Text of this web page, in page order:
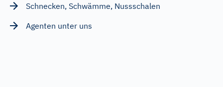
Schnecken, Schwämme, Nussschalen
Agenten unter uns